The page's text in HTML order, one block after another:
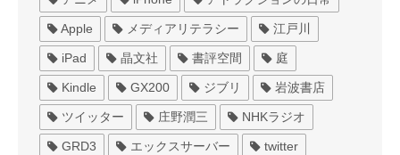
Apple メディアリテラシー 江戸川
iPad 晶文社 書評空間 庭
Kindle GX200 ジブリ 岩波書店
ツイッター 庄野潤三 NHKラジオ
GRD3 エックスサーバー twitter